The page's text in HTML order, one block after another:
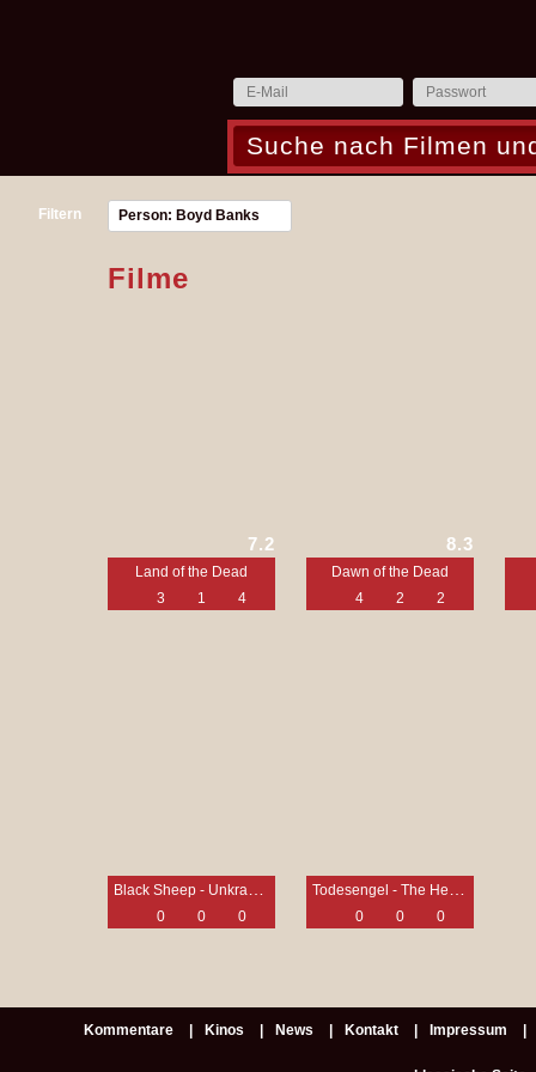
Filtern Person: Boyd Banks
Filme
Land of the Dead
7.2
3 1 4
Dawn of the Dead
8.3
4 2 2
0 0 0 0 0 0
Kommentare Kinos News Kontakt Impressum